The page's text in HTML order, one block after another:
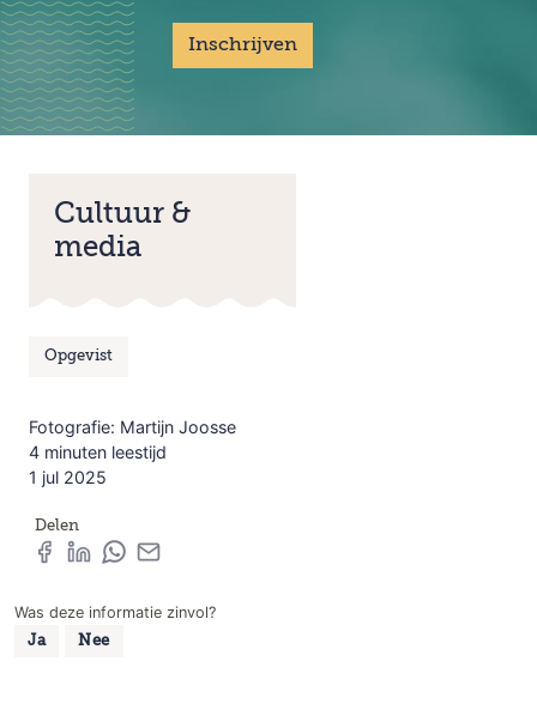
Inschrijven
Cultuur &
media
Opgevist
Fotografie: Martijn Joosse
4 minuten leestijd
1 jul 2025
Delen
Was deze informatie zinvol?
Ja Nee